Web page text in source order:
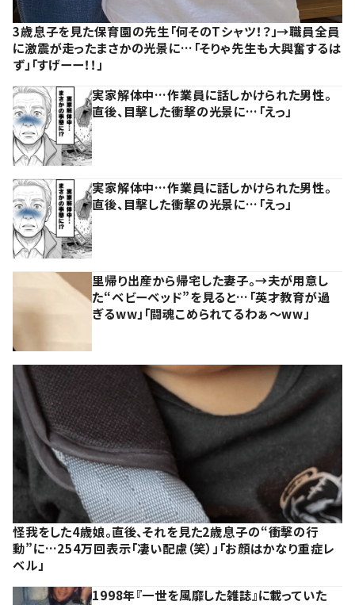
3歳息子を見た保育園の先生「何そのTシャツ！？」→職員全員
に激震が走ったまさかの光景に…「そりゃ先生も大興奮するは
ず」「すげーー！！」
実家解体中…作業員に話しかけられた男性。
直後、目撃した衝撃の光景に…「えっ」
実家解体中…作業員に話しかけられた男性。
直後、目撃した衝撃の光景に…「えっ」
里帰り出産から帰宅した妻子。→夫が用意し
た“ベビーベッド”を見ると…「英才教育が過
ぎるww」「闘魂こめられてるわぁ～ww」
怪我をした4歳娘。直後、それを見た2歳息子の“衝撃の行
動”に…254万回表示「凄い配慮（笑）」「お顔はかなり重症レ
ベル」
1998年『一世を風靡した雑誌』に載っていた